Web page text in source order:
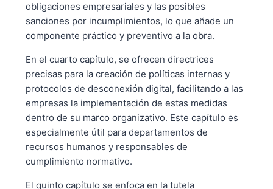
obligaciones empresariales y las posibles
sanciones por incumplimientos, lo que añade un
componente práctico y preventivo a la obra.
En el cuarto capítulo, se ofrecen directrices
precisas para la creación de políticas internas y
protocolos de desconexión digital, facilitando a las
empresas la implementación de estas medidas
dentro de su marco organizativo. Este capítulo es
especialmente útil para departamentos de
recursos humanos y responsables de
cumplimiento normativo.
El quinto capítulo se enfoca en la tutela